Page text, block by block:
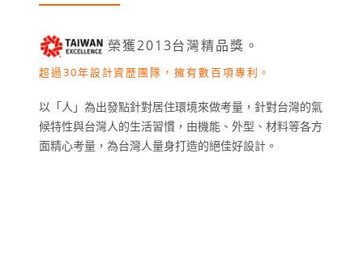
榮獲2013台灣精品獎。
超過30年設計資歷團隊，擁有數百項專利。
以「人」為出發點針對居住環境來做考量，針對台灣的氣
候特性與台灣人的生活習慣，由機能、外型、材料等各方
面精心考量，為台灣人量身打造的絕佳好設計。